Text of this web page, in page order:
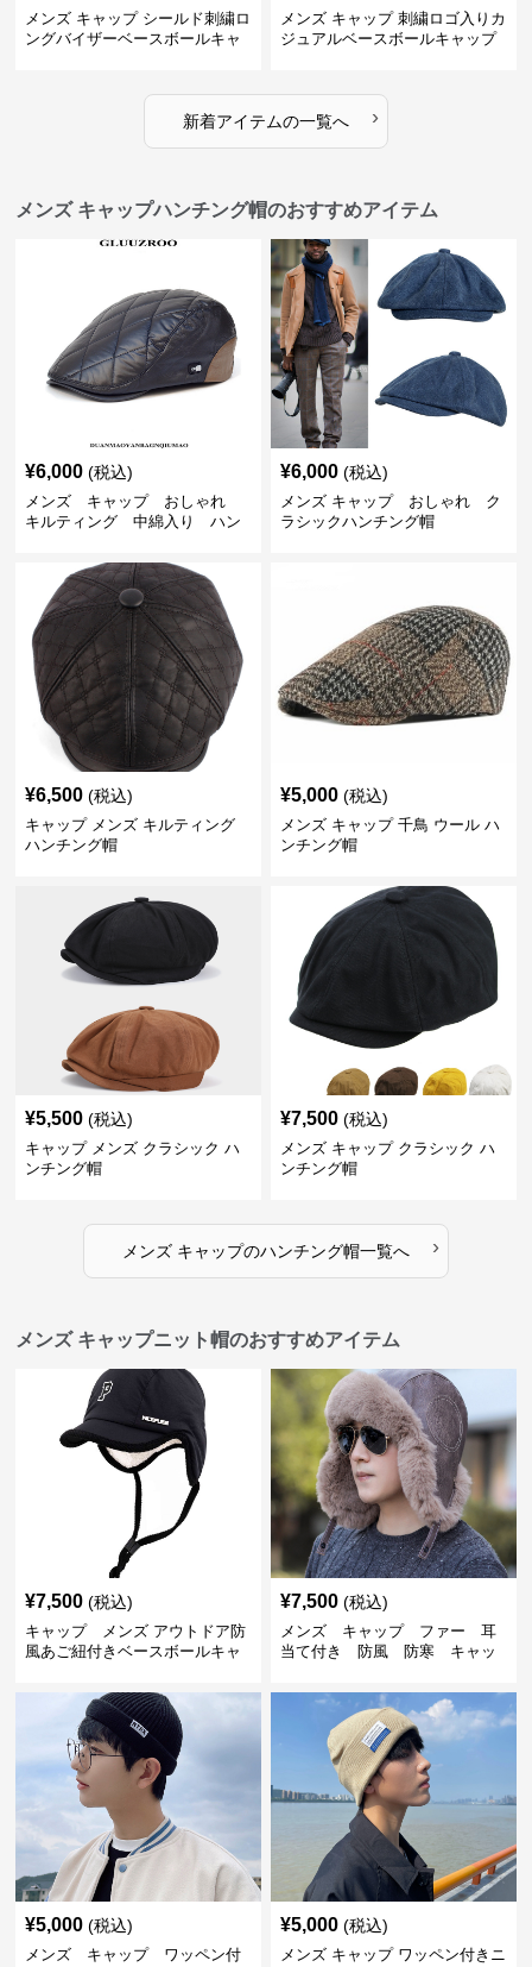
メンズ キャップ シールド刺繍ロ
ングバイザーベースボールキャ
メンズ キャップ 刺繍ロゴ入りカ
ジュアルベースボールキャップ
新着アイテムの一覧へ ›
メンズ キャップハンチング帽のおすすめアイテム
¥6,000 (税込)
メンズ キャップ おしゃれ
キルティング 中綿入り ハン
¥6,000 (税込)
メンズ キャップ おしゃれ ク
ラシックハンチング帽
¥6,500 (税込)
キャップ メンズ キルティング
ハンチング帽
¥5,000 (税込)
メンズ キャップ 千鳥 ウール ハ
ンチング帽
¥5,500 (税込)
キャップ メンズ クラシック ハ
ンチング帽
¥7,500 (税込)
メンズ キャップ クラシック ハ
ンチング帽
メンズ キャップのハンチング帽一覧へ ›
メンズ キャップニット帽のおすすめアイテム
¥7,500 (税込)
キャップ メンズ アウトドア防
風あご紐付きベースボールキャ
¥7,500 (税込)
メンズ キャップ ファー 耳
当て付き 防風 防寒 キャッ
¥5,000 (税込)
メンズ キャップ ワッペン付
¥5,000 (税込)
メンズ キャップ ワッペン付きニ